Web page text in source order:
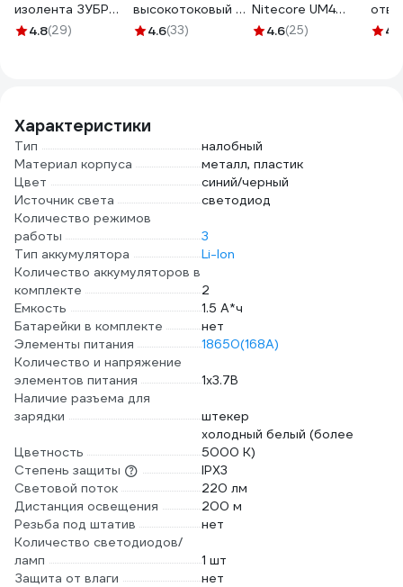
изолента ЗУБР
Авто-Жгут 19 мм х
4.8(29)
высокотоковый с
выводами li18650-
4.6(33)
Nitecore UM4
18650/21700 на
определением
18265
4.6(25) 4.9
Характеристики
Тип
налобный
Материал корпуса
металл, пластик
Цвет
синий/черный
Источник света
светодиод
Количество режимов
работы
3
Тип аккумулятора
Li-Ion
Количество аккумуляторов в
комплекте
2
Емкость
1.5 А*ч
Батарейки в комплекте
нет
Элементы питания
18650(168A)
Количество и напряжение
элементов питания
1х3.7В
Наличие разъема для
зарядки
штекер
Цветность
холодный белый (более
5000 К)
Степень защиты
IPX3
Световой поток
220 лм
Дистанция освещения
200 м
Резьба под штатив
нет
Количество светодиодов/
ламп
1 шт
Защита от влаги
нет